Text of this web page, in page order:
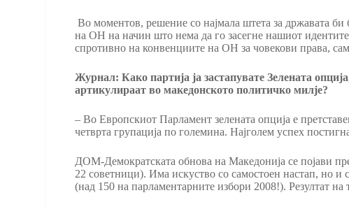
Во моментов, решение со најмала штета за државата
на ОН на начин што нема да го засегне нашиот
спротивно на конвенциите на ОН за човекови права,
Журнал: Како партија ја застапувате Зелената
артикулираат во македонското политичко милје?
– Во Европскиот Парламент зелената опција е
четврта групација по големина. Најголем успех
ДОМ-Демократската обнова на Македонија се појави
22 советници). Има искуство со самостоен настап, но и
(над 150 на парламентарните избори 2008!). Резултат